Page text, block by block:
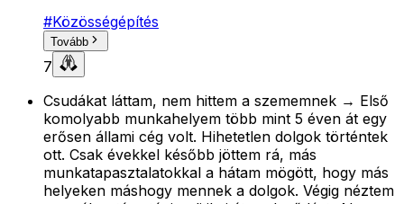
#Közösségépítés
Tovább
7
Csudákat láttam, nem hittem a szememnek → Első
komolyabb munkahelyem több mint 5 éven át egy
erősen állami cég volt. Hihetetlen dolgok történtek
ott. Csak évekkel később jöttem rá, más
munkatapasztalatokkal a hátam mögött, hogy más
helyeken máshogy mennek a dolgok. Végig néztem